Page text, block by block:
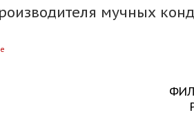
мучных